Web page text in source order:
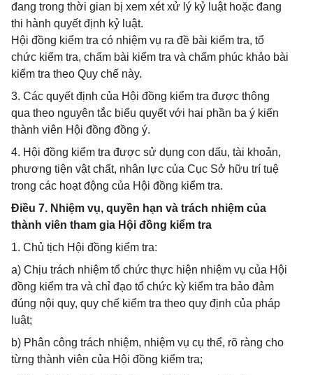
đang trong thời gian bị xem xét xử lý kỷ luật hoặc đang
thi hành quyết định kỷ luật.
Hội đồng kiểm tra có nhiệm vụ ra đề bài kiểm tra, tổ
chức kiểm tra, chấm bài kiểm tra và chấm phúc khảo bài
kiểm tra theo Quy chế này.
3. Các quyết định của Hội đồng kiểm tra được thông
qua theo nguyên tắc biểu quyết với hai phần ba ý kiến
thành viên Hội đồng đồng ý.
4. Hội đồng kiểm tra được sử dụng con dấu, tài khoản,
phương tiện vật chất, nhân lực của Cục Sở hữu trí tuệ
trong các hoạt động của Hội đồng kiểm tra.
Điều 7. Nhiệm vụ, quyền hạn và trách nhiệm của
thành viên tham gia Hội đồng kiểm tra
1. Chủ tịch Hội đồng kiểm tra:
a) Chịu trách nhiệm tổ chức thực hiện nhiệm vụ của Hội
đồng kiểm tra và chỉ đạo tổ chức kỳ kiểm tra bảo đảm
đúng nội quy, quy chế kiểm tra theo quy định của pháp
luật;
b) Phân công trách nhiệm, nhiệm vụ cụ thể, rõ ràng cho
từng thành viên của Hội đồng kiểm tra;